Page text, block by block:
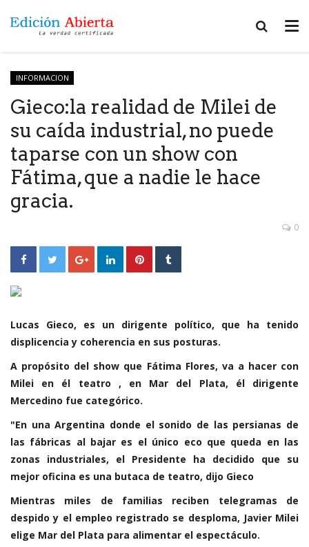
INFORMACION
Gieco:la realidad de Milei de
su caída industrial, no puede
taparse con un show con
Fátima, que a nadie le hace
gracia.
0
Lucas Gieco, es un dirigente político, que ha tenido
displicencia y coherencia en sus posturas.
A propósito del show que Fátima Flores, va a hacer con
Milei en él teatro , en Mar del Plata, él dirigente
Mercedino fue categórico.
"En una Argentina donde el sonido de las persianas de
las fábricas al bajar es el único eco que queda en las
zonas industriales, el Presidente ha decidido que su
mejor oficina es una butaca de teatro, dijo Gieco
Mientras miles de familias reciben telegramas de
despido y el empleo registrado se desploma, Javier Milei
elige Mar del Plata para alimentar el espectáculo.